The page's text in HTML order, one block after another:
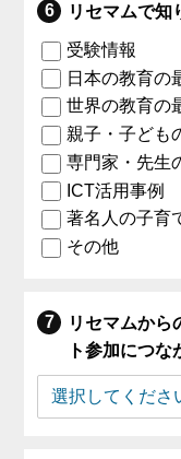
リセマムで知
受験情報
日本の教育の
世界の教育の
親子・子ども
専門家・先生
ICT活用事例
著名人の子育
その他
リセマムから
ト参加につな